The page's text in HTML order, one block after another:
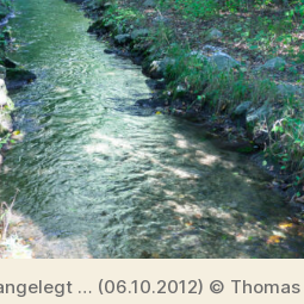
… (06.10.2012) ©